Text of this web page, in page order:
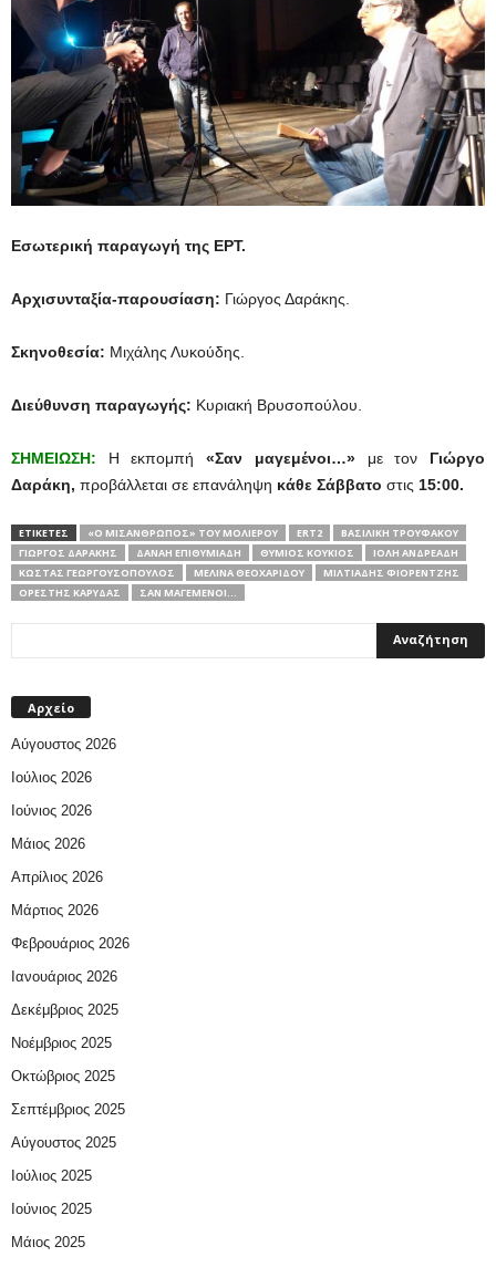
Εσωτερική παραγωγή της ΕΡΤ.
Αρχισυνταξία-παρουσίαση: Γιώργος Δαράκης.
Σκηνοθεσία: Μιχάλης Λυκούδης.
Διεύθυνση παραγωγής: Κυριακή Βρυσοπούλου.
ΣΗΜΕΙΩΣΗ: Η εκπομπή«Σαν μαγεμένοι…»με τον Γιώργο
Δαράκη, προβάλλεται σε επανάληψη κάθε Σάββατο στις 15:00.
ΕΤΙΚΕΤΕΣ «Ο ΜΙΣΆΝΘΡΩΠΟΣ» ΤΟΥ ΜΟΛΙΈΡΟΥ ERT2
ΒΑΣΙΛΙΚΉ ΤΡΟΥΦΆΚΟΥ
ΓΙΏΡΓΟΣ ΔΑΡΆΚΗΣ
ΔΑΝΆΗ ΕΠΙΘΥΜΙΆΔΗ ΘΎΜΙΟΣ ΚΟΎΚΙΟΣ
ΙΌΛΗ ΑΝΔΡΕΆΔΗ
ΚΏΣΤΑΣ ΓΕΩΡΓΟΥΣΌΠΟΥΛΟΣ
ΜΕΛΊΝΑ ΘΕΟΧΑΡΊΔΟΥ
ΜΙΛΤΙΆΔΗΣ ΦΙΟΡΈΝΤΖΗΣ
ΟΡΈΣΤΗΣ ΚΑΡΎΔΑΣ
ΣΑΝ ΜΑΓΕΜΈΝΟΙ...
Αρχείο
Αύγουστος 2026
Ιούλιος 2026
Ιούνιος 2026
Μάιος 2026
Απρίλιος 2026
Μάρτιος 2026
Φεβρουάριος 2026
Ιανουάριος 2026
Δεκέμβριος 2025
Νοέμβριος 2025
Οκτώβριος 2025
Σεπτέμβριος 2025
Αύγουστος 2025
Ιούλιος 2025
Ιούνιος 2025
Μάιος 2025